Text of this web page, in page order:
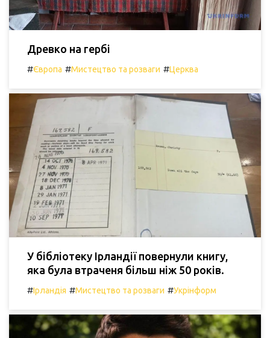
Древко на гербі
#Європа #Мистецтво та розваги #Церква
У бібліотеку Ірландії повернули книгу,
яка була втраченя більш ніж 50 років.
#Ірландія #Мистецтво та розваги #Укрінформ